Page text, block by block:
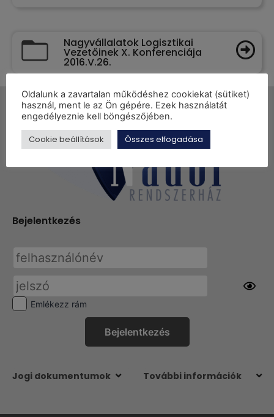
Nagyvállalatok Logisztikai
Vezetőinek X. Konferenciája
2016.V.26.
Bejelentkezés
Emlékezz rám
Jogi dokumentumok További információk
Oldalunk a zavartalan működéshez cookiekat (sütiket)
használ, ment le az Ön gépére. Ezek használatát
engedélyeznie kell böngészőjében.
Cookie beállítások Összes elfogadása